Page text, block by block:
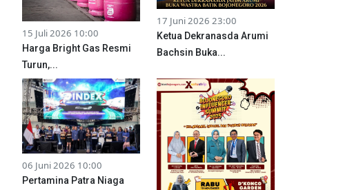
15 Juli 2026 10:00
Harga Bright Gas Resmi
Turun,...
17 Juni 2026 23:00
Ketua Dekranasda Arumi
Bachsin Buka...
06 Juni 2026 10:00
Pertamina Patra Niaga